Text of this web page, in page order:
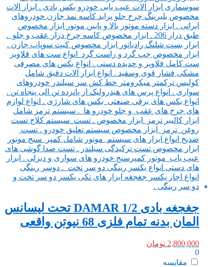
جغجغه بادی 1/2 DAMAR تحت لیسانس
المان بدنه تمام فلزی 68 نیوتن واقعی
2,800,000 تومان
0
مقایسه